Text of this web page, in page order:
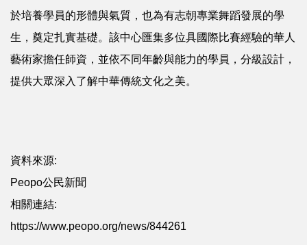
於培養學員的形體與氣質，也為有志朝專業舞蹈發展的學
生，奠定扎實基礎。該中心匯集多位具國際比賽經驗的華人
藝術家擔任師資，並依不同年齡與能力的學員，分級設計，
提供大眾深入了解中華傳統文化之美。
資料來源:
Peopo公民新聞
相關連結:
https://www.peopo.org/news/844261